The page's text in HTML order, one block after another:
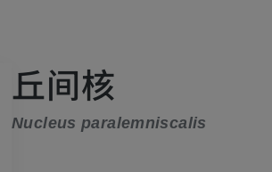
丘间核
Nucleus paralemniscalis